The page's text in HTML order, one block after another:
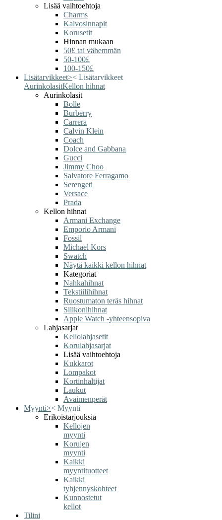
Lisää vaihtoehtoja
Charms
Kalvosinnapit
Korusetit
Hinnan mukaan
50£ tai vähemmän
50-100£
100-150£
Lisätarvikkeet>< Lisätarvikkeet
AurinkolasitKellon hihnat
Aurinkolasit
Bolle
Burberry
Carrera
Calvin Klein
Coach
Dolce and Gabbana
Gucci
Jimmy Choo
Salvatore Ferragamo
Serengeti
Versace
Prada
Kellon hihnat
Armani Exchange
Emporio Armani
Fossil
Michael Kors
Swatch
Näytä kaikki kellon hihnat
Kategoriat
Nahkahihnat
Tekstiilihihnat
Ruostumaton teräs hihnat
Silikonihihnat
Apple Watch -yhteensopiva
Lahjasarjat
Kellolahjasetit
Korulahjasarjat
Lisää vaihtoehtoja
Kukkarot
Lompakot
Kortinhaltijat
Laukut
Avaimenperät
Myynti>< Myynti
Erikoistarjouksia
Kellojen
myynti
Korujen
myynti
Kaikki
myyntituotteet
Kaikki
tyhjennyskohteet
Kunnostetut
kellot
Tilini